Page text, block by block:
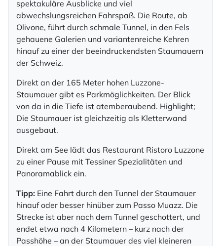
spektakuläre Ausblicke und viel
abwechslungsreichen Fahrspaß. Die Route, ab
Olivone, führt durch schmale Tunnel, in den Fels
gehauene Galerien und variantenreiche Kehren
hinauf zu einer der beeindruckendsten Staumauern
der Schweiz.
Direkt an der 165 Meter hohen Luzzone-
Staumauer gibt es Parkmöglichkeiten. Der Blick
von da in die Tiefe ist atemberaubend. Highlight;
Die Staumauer ist gleichzeitig als Kletterwand
ausgebaut.
Direkt am See lädt das Restaurant Ristoro Luzzone
zu einer Pause mit Tessiner Spezialitäten und
Panoramablick ein.
Tipp: Eine Fahrt durch den Tunnel der Staumauer
hinauf oder besser hinüber zum Passo Muazz. Die
Strecke ist aber nach dem Tunnel geschottert, und
endet etwa nach 4 Kilometern – kurz nach der
Passhöhe – an der Staumauer des viel kleineren